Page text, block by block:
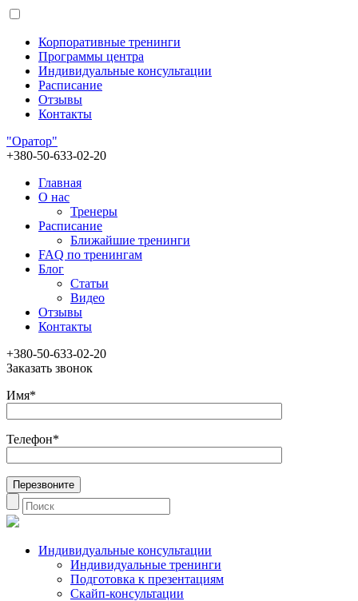
Корпоративные тренинги
Программы центра
Индивидуальные консультации
Расписание
Отзывы
Контакты
"Оратор"
+380-50-633-02-20
Главная
О нас
Тренеры
Расписание
Ближайшие тренинги
FAQ по тренингам
Блог
Статьи
Видео
Отзывы
Контакты
+380-50-633-02-20
Заказать звонок
Имя*
Телефон*
Индивидуальные консультации
Индивидуальные тренинги
Подготовка к презентациям
Скайп-консультации